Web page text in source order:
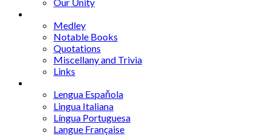
Medley
Notable Books
Quotations
Miscellany and Trivia
Links
Lengua Espaňola
Lingua Italiana
Língua Portuguesa
Langue Française